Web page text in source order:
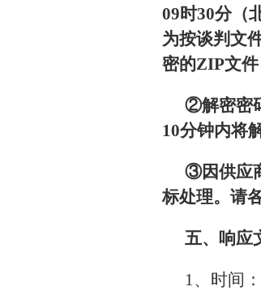
09时30分（
为按谈判文
密的ZIP文件
②解密密
10分钟内将
③因供应
标处理。请
五、响应
1、时间